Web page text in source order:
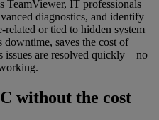
TeamViewer, IT professionals
diagnostics, and identify
related or tied to hidden system
saves the cost of
issues are resolved quickly—no
without the cost